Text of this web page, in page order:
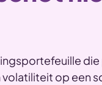
op een